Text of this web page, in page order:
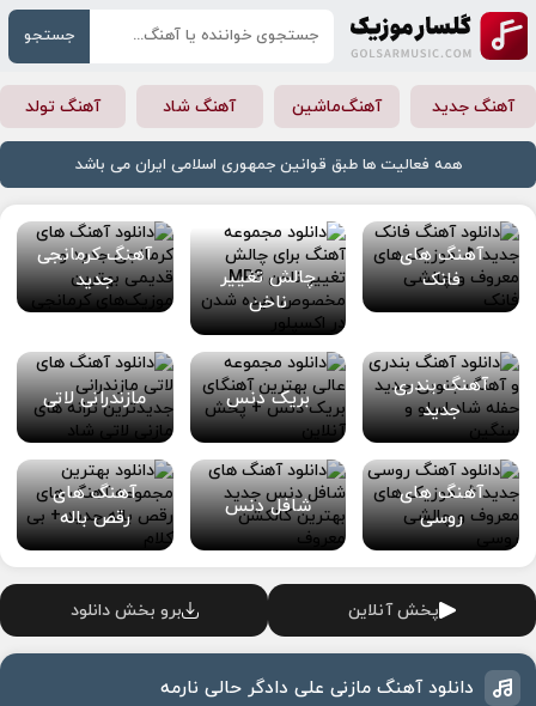
جستجو
آهنگ جدید آهنگ‌ماشین آهنگ شاد آهنگ تولد
همه فعالیت ها طبق قوانین جمهوری اسلامی ایران می باشد
آهنگ های
فانک
چالش تغییر
ناخن
آهنگ کرمانجی
جدید
آهنگ بندری
جدید
بریک دنس مازندرانی لاتی
آهنگ های
روسی
شافل دنس
آهنگ های
رقص باله
پخش آنلاین برو بخش دانلود
دانلود آهنگ مازنی علی دادگر حالی نارمه